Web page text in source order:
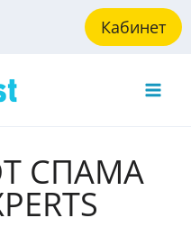
Кабинет
СПАМА